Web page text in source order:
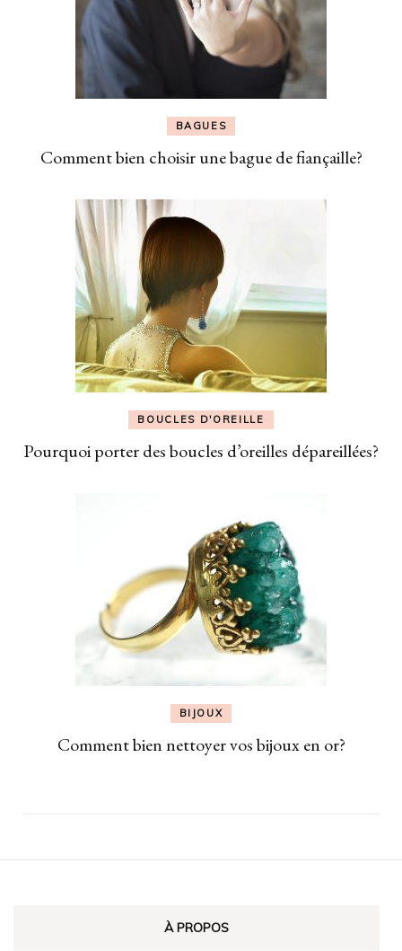
BAGUES
Comment bien choisir une bague de fiançaille?
BOUCLES D'OREILLE
Pourquoi porter des boucles d’oreilles dépareillées?
BIJOUX
Comment bien nettoyer vos bijoux en or?
À PROPOS